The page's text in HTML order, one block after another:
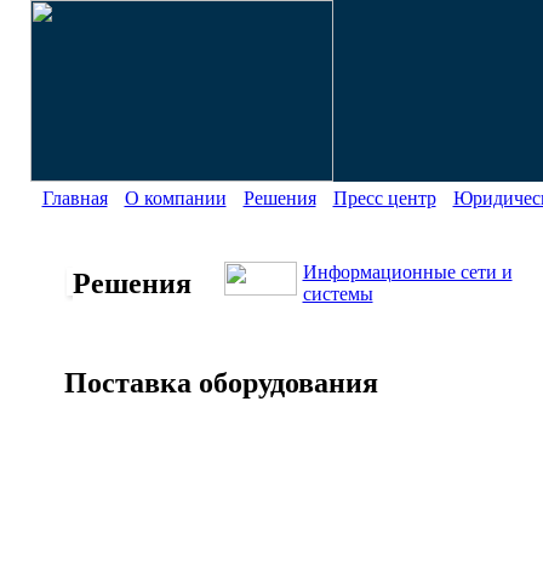
Главная О компании Решения Пресс центр
Решения
Информационные сети и
системы
Поставка оборудования